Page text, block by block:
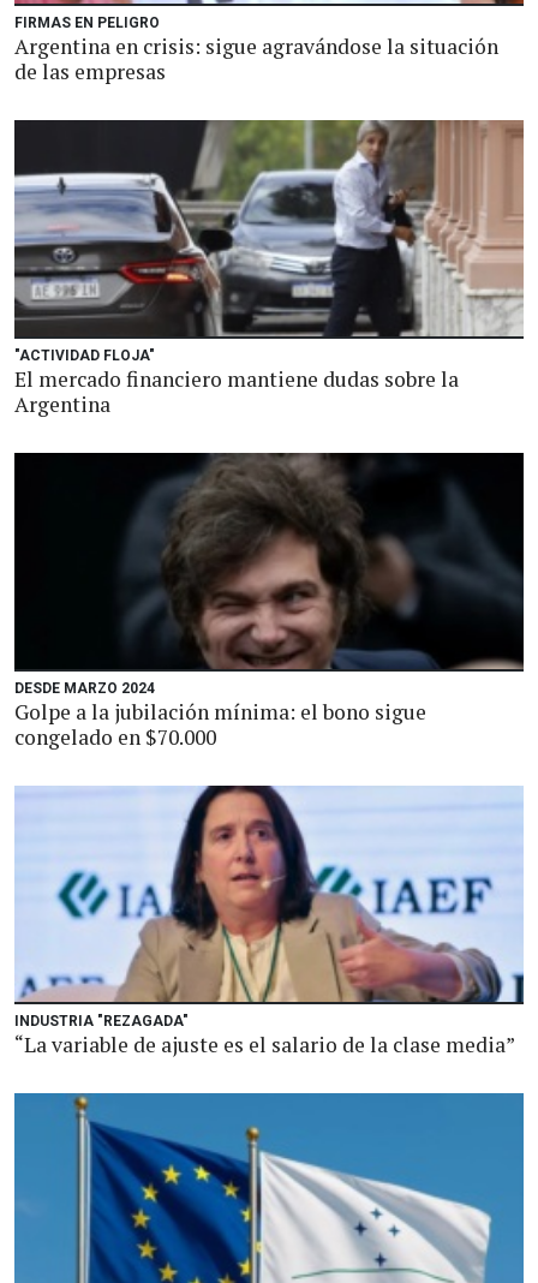
FIRMAS EN PELIGRO
Argentina en crisis: sigue agravándose la situación
de las empresas
"ACTIVIDAD FLOJA"
El mercado financiero mantiene dudas sobre la
Argentina
DESDE MARZO 2024
Golpe a la jubilación mínima: el bono sigue
congelado en $70.000
INDUSTRIA "REZAGADA"
“La variable de ajuste es el salario de la clase media”